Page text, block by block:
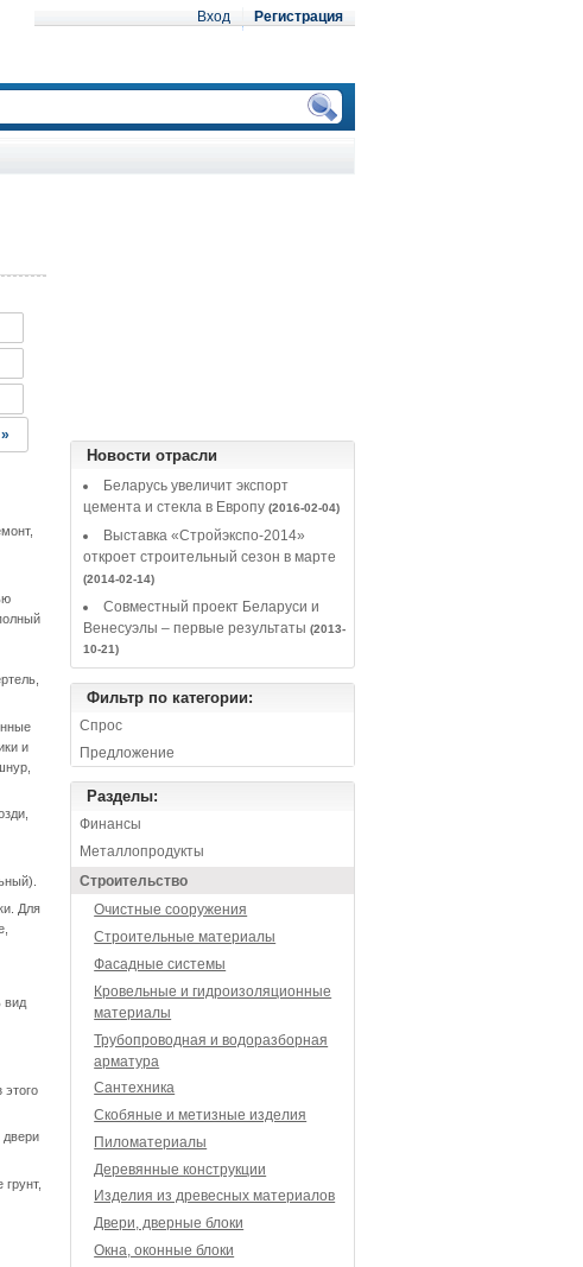
Вход Регистрация
и
Для
вид
двери
Новости отрасли
Беларусь увеличит экспорт
цемента и стекла в Европу (2016-02-04)
Выставка «Стройэкспо-2014»
откроет строительный сезон в марте
(2014-02-14)
Совместный проект Беларуси и
Венесуэлы – первые результаты (2013-
10-21)
Фильтр по категории:
Спрос
Предложение
Разделы:
Финансы
Металлопродукты
Строительство
Очистные сооружения
Строительные материалы
Фасадные системы
Кровельные и гидроизоляционные
материалы
Трубопроводная и водоразборная
арматура
Сантехника
Скобяные и метизные изделия
Пиломатериалы
Деревянные конструкции
Изделия из древесных материалов
Двери, дверные блоки
Окна, оконные блоки